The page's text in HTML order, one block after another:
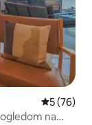
5 (76)
na